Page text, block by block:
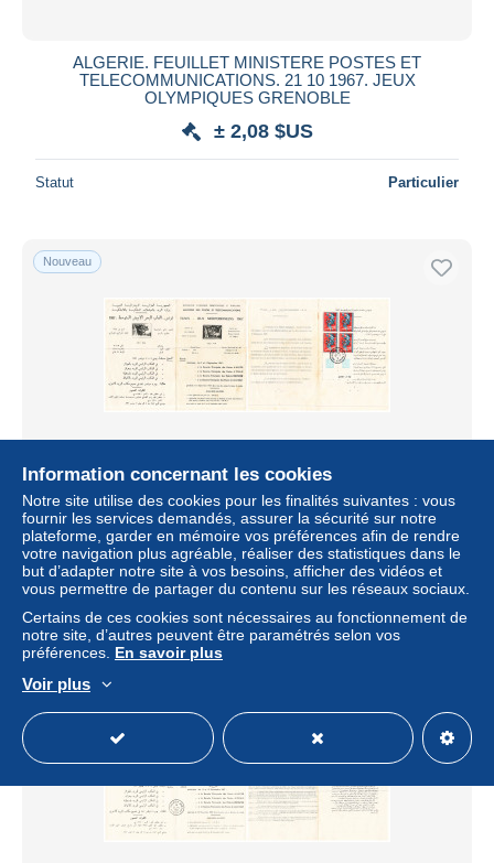
ALGERIE. FEUILLET MINISTERE POSTES ET
TELECOMMUNICATIONS. 21 10 1967. JEUX
OLYMPIQUES GRENOBLE
± 2,08 $US
Statut Particulier
Nouveau
ALGERIE. FEUILLET MINISTERE POSTES ET
TELECOMMUNICATIONS. 2 9 1967. TUNIS JEUX
MEDITERANEENS
± 2,08 $US
Statut Particulier
Nouveau
Information concernant les cookies
Notre site utilise des cookies pour les finalités suivantes : vous
fournir les services demandés, assurer la sécurité sur notre
plateforme, garder en mémoire vos préférences afin de rendre
votre navigation plus agréable, réaliser des statistiques dans le
but d’adapter notre site à vos besoins, afficher des vidéos et
vous permettre de partager du contenu sur les réseaux sociaux.
Certains de ces cookies sont nécessaires au fonctionnement de
notre site, d’autres peuvent être paramétrés selon vos
préférences. En savoir plus
Voir plus